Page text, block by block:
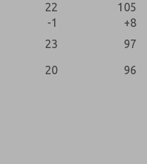
22
-1
105
+8
23 97
20
96